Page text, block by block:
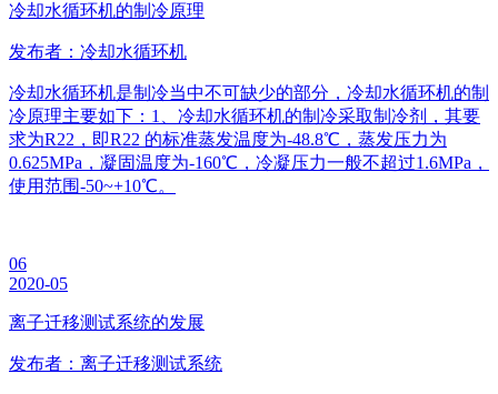
冷却水循环机的制冷原理
发布者：冷却水循环机
冷却水循环机是制冷当中不可缺少的部分，冷却水循环机的制
冷原理主要如下：1、冷却水循环机的制冷采取制冷剂，其要
求为R22，即R22 的标准蒸发温度为-48.8℃，蒸发压力为
0.625MPa，凝固温度为-160℃，冷凝压力一般不超过1.6MPa，
使用范围-50~+10℃。
06
2020-05
离子迁移测试系统的发展
发布者：离子迁移测试系统